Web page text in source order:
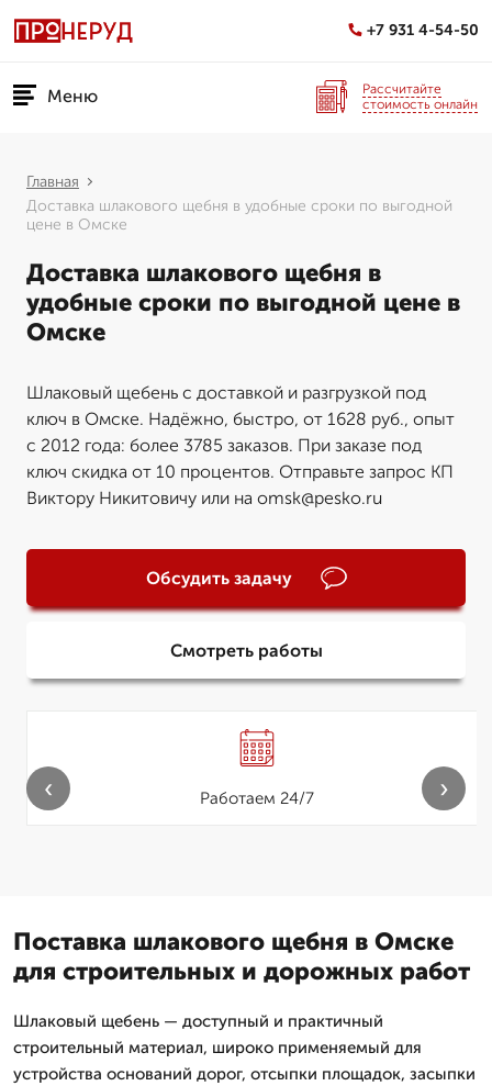
+7 931 4-54-50
Меню
Рассчитайте
стоимость онлайн
Главная
Доставка шлакового щебня в удобные сроки по выгодной
цене в Омске
Доставка шлакового щебня в
удобные сроки по выгодной цене в
Омске
Шлаковый щебень с доставкой и разгрузкой под
ключ в Омске. Надёжно, быстро, от 1628 руб., опыт
с 2012 года: более 3785 заказов. При заказе под
ключ скидка от 10 процентов. Отправьте запрос КП
Виктору Никитовичу или на omsk@pesko.ru
Обсудить задачу
Смотреть работы
Работаем 24/7
‹ ›
Поставка шлакового щебня в Омске
для строительных и дорожных работ
Шлаковый щебень — доступный и практичный
строительный материал, широко применяемый для
устройства оснований дорог, отсыпки площадок, засыпки